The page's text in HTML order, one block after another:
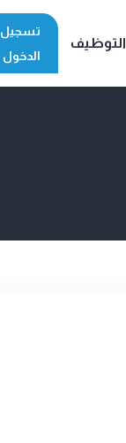
التوظيف
تسجيل
الدخول